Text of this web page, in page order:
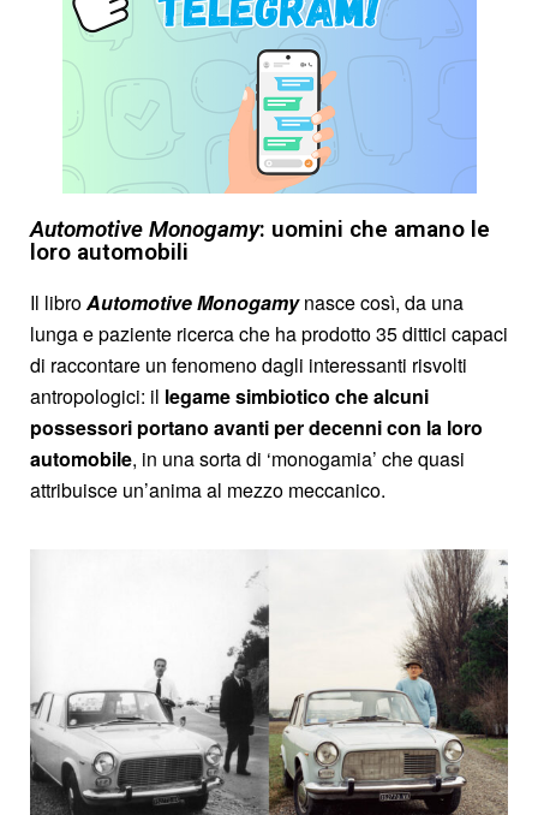
Automotive Monogamy: uomini che amano le
loro automobili
Il libroAutomotive Monogamynasce così, da una
lunga e paziente ricerca che ha prodotto 35 dittici capaci
di raccontare un fenomeno dagli interessanti risvolti
antropologici: il legamesimbiotico che alcuni
possessori portano avanti per decenni con la loro
automobile, in una sorta di ‘monogamia’ che quasi
attribuisce un’anima al mezzo meccanico.